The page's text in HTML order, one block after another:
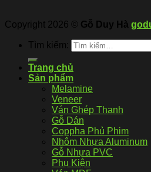
Copyright 2026 © Gỗ Duy Hà
Tìm kiếm:
Trang chủ
Sản phẩm
Melamine
Veneer
Ván Ghép Thanh
Gỗ Dán
Coppha Phủ Phim
Nhôm Nhựa Aluminum
Gỗ Nhựa PVC
Phụ Kiện